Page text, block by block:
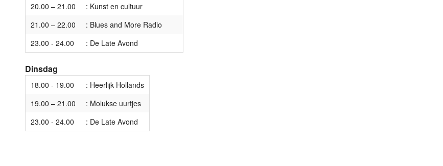
20.00 – 21.00
: Kunst en cultuur
21.00 – 22.00
: Blues and More Radio
23.00 - 24.00
: De Late Avond
Dinsdag
18.00 - 19.00
: Heerlijk Hollands
19.00 – 21.00
: Molukse uurtjes
23.00 - 24.00
: De Late Avond